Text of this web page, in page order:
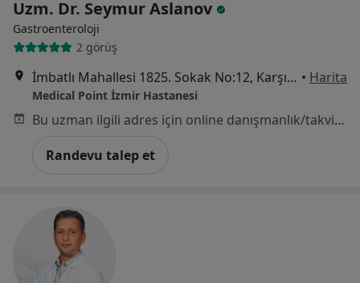
Uzm. Dr. Seymur Aslanov
Gastroenteroloji
2 görüş
İmbatlı Mahallesi 1825. Sokak No:12, Karşıyaka • Harita
Medical Point İzmir Hastanesi
Bu uzman ilgili adres için online danışmanlık/takvim sunmuyor.
Randevu talep et